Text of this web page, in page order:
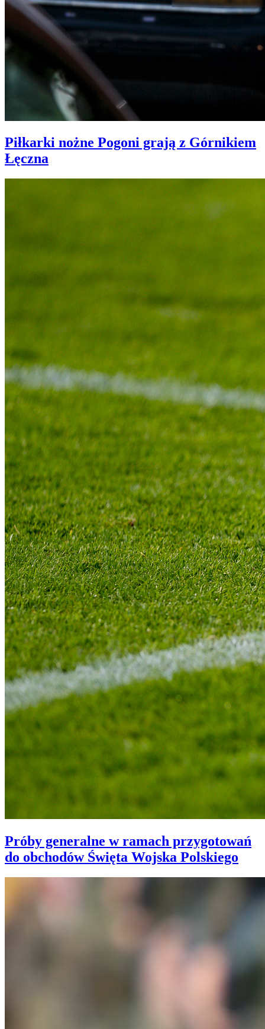
Piłkarki nożne Pogoni grają z Górnikiem
Łęczna
Próby generalne w ramach przygotowań
do obchodów Święta Wojska Polskiego